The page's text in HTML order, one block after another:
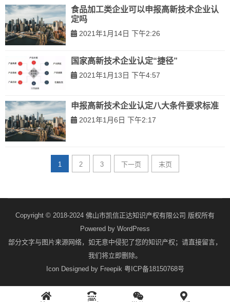
食品加工类企业可以申报高新技术企业认
定吗
2021年1月14日 下午2:26
国家高新技术企业认定“捷径”
2021年1月13日 下午4:57
申报高新技术企业认定八大条件要求标准
2021年1月6日 下午2:17
1 2 3 下一页 末页
Copyright © 2018-2024 佛山市凯信正达知识产权有限公司 版权所有
Powered by WordPress
部分文字与图片来源网络，如无意中侵犯了您的知识产权；请直接留言，
我们将立即删除。
Icon Designed by Freepik 粤ICP备18150768号